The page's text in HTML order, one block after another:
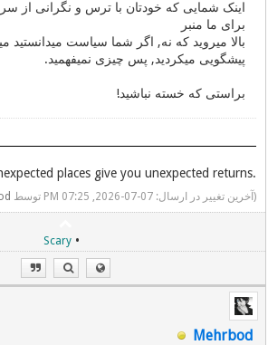
اینک شمایی که خودتان با ترس و نگرانی از
برای ما منبر
بالا میروید که نه, اگر شما سیاست
پیشگویی میکردید, پس چیزی نمیفهمید.
براستی که خسته نباشید!
.Unexpected places give you unexpected returns
(آخرین تغییر در ارسال: 07-07-2026, 07:25 PM توسط
•
Scary
Mehrbod